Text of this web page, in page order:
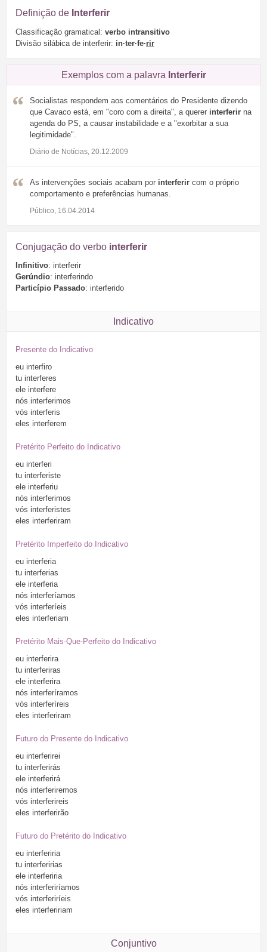
Definição de Interferir
Classificação gramatical: verbo intransitivo
Divisão silábica de interferir: in·ter·fe·rir
Exemplos com a palavra Interferir
Socialistas respondem aos comentários do Presidente dizendo
que Cavaco está, em "coro com a direita", a querer interferir na
agenda do PS, a causar instabilidade e a "exorbitar a sua
legitimidade".
Diário de Notícias, 20.12.2009
As intervenções sociais acabam por interferir com o próprio
comportamento e preferências humanas.
Público, 16.04.2014
Conjugação do verbo interferir
Infinitivo: interferir
Gerúndio: interferindo
Particípio Passado: interferido
Indicativo
Presente do Indicativo
eu interfiro
tu interferes
ele interfere
nós interferimos
vós interferis
eles interferem
Pretérito Perfeito do Indicativo
eu interferi
tu interferiste
ele interferiu
nós interferimos
vós interferistes
eles interferiram
Pretérito Imperfeito do Indicativo
eu interferia
tu interferias
ele interferia
nós interferíamos
vós interferíeis
eles interferiam
Pretérito Mais-Que-Perfeito do Indicativo
eu interferira
tu interferiras
ele interferira
nós interferíramos
vós interferíreis
eles interferiram
Futuro do Presente do Indicativo
eu interferirei
tu interferirás
ele interferirá
nós interferiremos
vós interferireis
eles interferirão
Futuro do Pretérito do Indicativo
eu interferiria
tu interferirias
ele interferiria
nós interferiríamos
vós interferiríeis
eles interfeririam
Conjuntivo